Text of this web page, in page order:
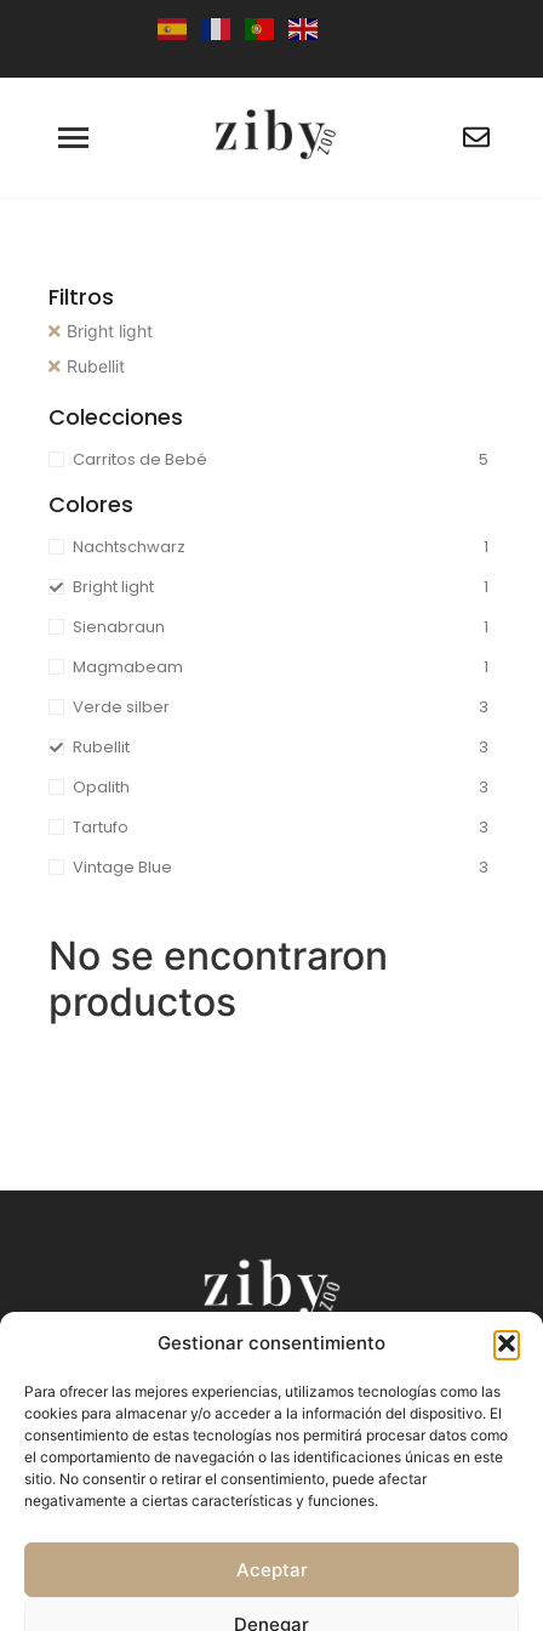
Gestionar consentimiento
Para ofrecer las mejores experiencias, utilizamos tecnologías como las
cookies para almacenar y/o acceder a la información del dispositivo. El
consentimiento de estas tecnologías nos permitirá procesar datos como
el comportamiento de navegación o las identificaciones únicas en este
sitio. No consentir o retirar el consentimiento, puede afectar
negativamente a ciertas características y funciones.
Aceptar
Denegar
Filtros
Bright light
Rubellit
Colecciones
Carritos de Bebé 5
Colores
Nachtschwarz
1
Bright light
1
Sienabraun
1
Magmabeam
1
Verde silber
3
Rubellit
3
Opalith
3
Tartufo
3
Vintage Blue
3
No se encontraron
productos
Preguntas Frecuentes
Términos y Condiciones
Nuestra Historia
Blog
Contacto
Política de Privacidad